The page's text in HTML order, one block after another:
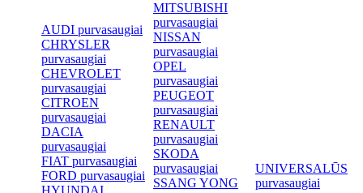
AUDI purvasaugiai
CHRYSLER
purvasaugiai
CHEVROLET
purvasaugiai
CITROEN
purvasaugiai
DACIA
purvasaugiai
FIAT purvasaugiai
FORD purvasaugiai
HYUNDAI
MITSUBISHI
purvasaugiai
NISSAN
purvasaugiai
OPEL
purvasaugiai
PEUGEOT
purvasaugiai
RENAULT
purvasaugiai
SKODA
purvasaugiai
SSANG YONG
UNIVERSALŪS
purvasaugiai